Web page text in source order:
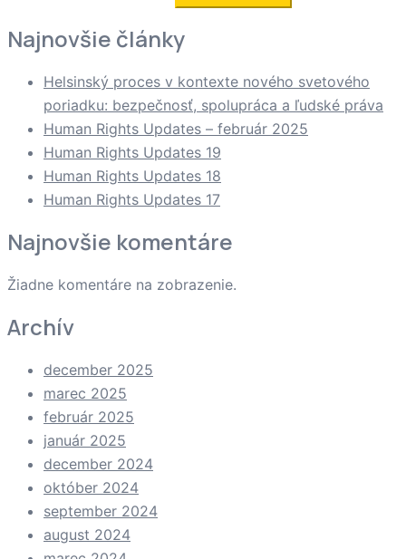
Najnovšie články
Helsinský proces v kontexte nového svetového
poriadku: bezpečnosť, spolupráca a ľudské práva
Human Rights Updates – február 2025
Human Rights Updates 19
Human Rights Updates 18
Human Rights Updates 17
Najnovšie komentáre
Žiadne komentáre na zobrazenie.
Archív
december 2025
marec 2025
február 2025
január 2025
december 2024
október 2024
september 2024
august 2024